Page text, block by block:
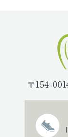
〒154-